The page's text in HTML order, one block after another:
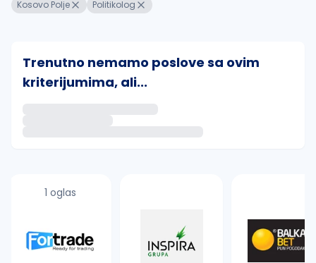
Kosovo Polje Politikolog
Trenutno nemamo poslove sa ovim
kriterijumima, ali...
proverite pravopisne greške (koristite č, ć, š, đ,
1 oglas